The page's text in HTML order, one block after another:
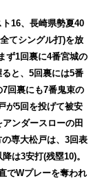
16、長崎県勢夏40
てシングル打)を放
ず1回裏に4番宮城の
と、5回裏には5番
回裏にも7番鬼束の
が5回を投げて被安
ンダースローの田
専大松戸は、3回表
は3安打(残塁10)。
でWプレーを奪われ